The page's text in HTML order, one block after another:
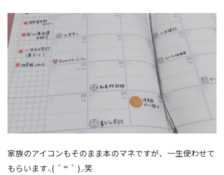
家族のアイコンもそのまま本のマネですが、一生使わせて
もらいます⸜( ´ ꒳ ` )⸝笑